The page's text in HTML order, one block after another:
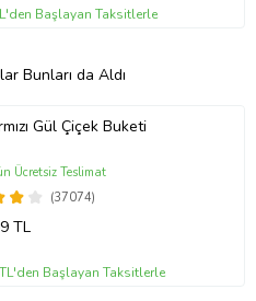
Başlayan Taksitlerle
Bunları da Aldı
Gül Çiçek Buketi
(37074)
Ücretsiz Teslimat
TL
Başlayan Taksitlerle